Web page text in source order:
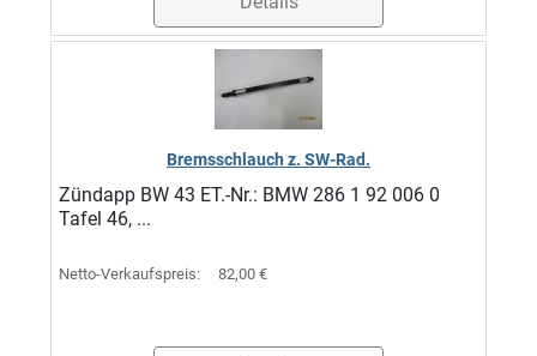
Bremsschlauch z. SW-Rad.
Zündapp BW 43 ET.-Nr.: BMW 286 1 92 006 0
Tafel 46, ...
Netto-Verkaufspreis: 82,00 €